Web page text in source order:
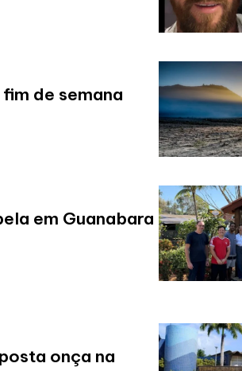
de semana
em Guanabara
onça na